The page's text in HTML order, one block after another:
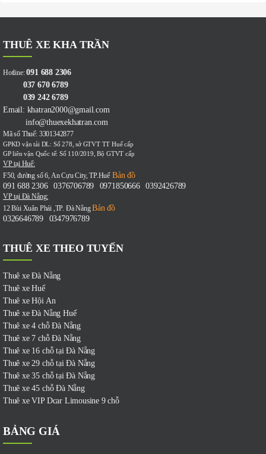
THUÊ XE KHA TRẦN
Hotline:091 688 2306
037 670 6789
039 242 6789
Email: khatran2000@gmail.com
info@thuexekhatran.com
Mã số Thuế: 3301342877
GPKD vận tải DL: Số 278, sở GTVT TT Huế cấp
GP liên vận Quốc tế: Số 110/2019, Bộ GTVT cấp
VP tại Huế:
F50, đường số 6, An Cựu City, TP.HuếBản đồ
091 688 2306
-0376706789 0971850666 -0392426789
VP tại Đà Nẵng:
12 Bùi Xuân Phái ,TP. Đà NẵngBản đồ
0326646789
0347976789
THUÊ XE THEO TUYẾN
Thuê xe Đà Nẵng
Thuê xe Huế
Thuê xe Hội An
Thuê xe Đà Nẵng Huế
Thuê xe 4 chỗ Đà Nẵng
Thuê xe 7 chỗ Đà Nẵng
Thuê xe 16 chỗ tại Đà Nẵng
Thuê xe 29 chỗ tại Đà Nẵng
Thuê xe 35 chỗ tại Đà Nẵng
Thuê xe 45 chỗ Đà Nẵng
Thuê xe VIP Dcar Limousine 9 chỗ
BẢNG GIÁ